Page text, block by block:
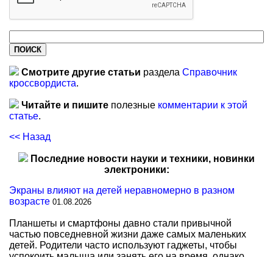
Смотрите другие статьи раздела Справочник
кроссвордиста.
Читайте и пишите полезные комментарии к этой
статье.
<< Назад
Последние новости науки и техники, новинки
электроники:
Экраны влияют на детей неравномерно в разном
возрасте 01.08.2026
Планшеты и смартфоны давно стали привычной
частью повседневной жизни даже самых маленьких
детей. Родители часто используют гаджеты, чтобы